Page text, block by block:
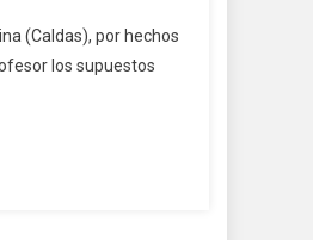
(Caldas), por hechos
los supuestos